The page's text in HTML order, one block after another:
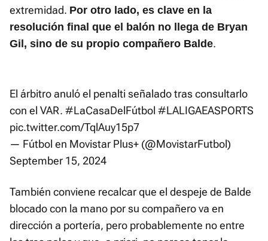
extremidad. Por otro lado, es clave en la
resolución final que el balón no llega de Bryan
Gil, sino de su propio compañero Balde.
El árbitro anuló el penalti señalado tras consultarlo
con el VAR. #LaCasaDelFútbol #LALIGAEASPORTS
pic.twitter.com/TqlAuy15p7
— Fútbol en Movistar Plus+ (@MovistarFutbol)
September 15, 2024
También conviene recalcar que el despeje de Balde
blocado con la mano por su compañero va en
dirección a portería, pero probablemente no entre